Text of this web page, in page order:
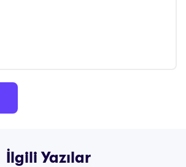
İlgili Yazılar